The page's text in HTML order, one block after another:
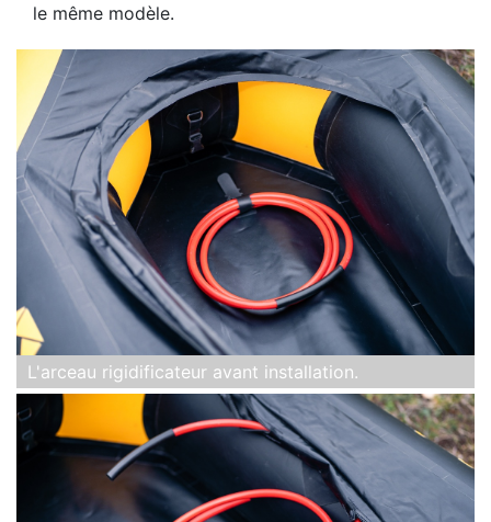
le même modèle.
L'arceau rigidificateur avant installation.